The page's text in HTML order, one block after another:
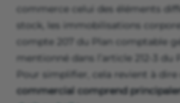
commerce celui des éléments
stock, les immobilisations
compte 207 du Plan comptable
mentionné dans l’article 212-3 du
Pour simplifier, cela revient à dire
commercial comprend